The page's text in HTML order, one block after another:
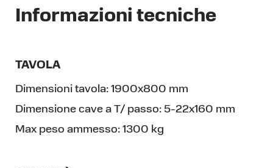
Informazioni tecniche
TAVOLA
Dimensioni tavola: 1900x800 mm
Dimensione cave a T/ passo: 5-22x160 mm
Max peso ammesso: 1300 kg